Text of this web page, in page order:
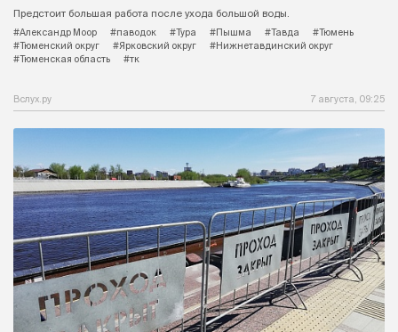
Предстоит большая работа после ухода большой воды.
#Александр Моор
#паводок #Тура #Пышма #Тавда
#Тюмень
#Тюменский округ
#Ярковский округ
#Нижнетавдинский округ
#Тюменская область
#тк
Вслух.ру 7 августа, 09:25